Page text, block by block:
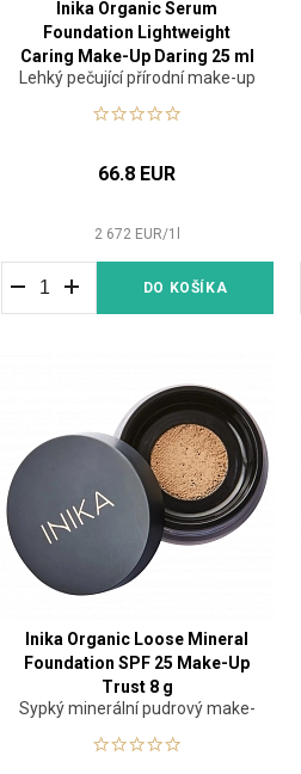
Inika Organic Serum
Foundation Lightweight
Caring Make-Up Daring 25 ml
Lehký pečující přírodní make-up
66.8 EUR
2 672 EUR/1
DO KOŠÍKA
Inika Organic Loose Mineral
Foundation SPF 25 Make-Up
Trust 8 g
Sypký minerální pudrový make-